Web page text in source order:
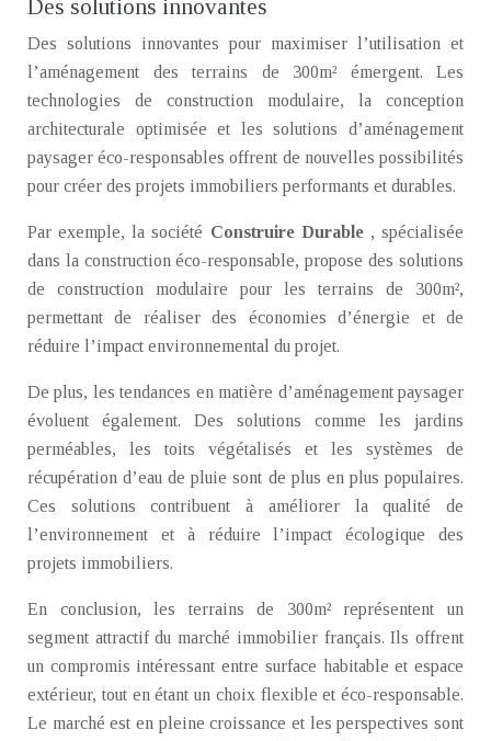
Des solutions innovantes
Des solutions innovantes pour maximiser l’utilisation et
l’aménagement des terrains de 300m² émergent. Les
technologies de construction modulaire, la conception
architecturale optimisée et les solutions d’aménagement
paysager éco-responsables offrent de nouvelles possibilités
pour créer des projets immobiliers performants et durables.
Par exemple, la société Construire Durable , spécialisée
dans la construction éco-responsable, propose des solutions
de construction modulaire pour les terrains de 300m²,
permettant de réaliser des économies d’énergie et de
réduire l’impact environnemental du projet.
De plus, les tendances en matière d’aménagement paysager
évoluent également. Des solutions comme les jardins
perméables, les toits végétalisés et les systèmes de
récupération d’eau de pluie sont de plus en plus populaires.
Ces solutions contribuent à améliorer la qualité de
l’environnement et à réduire l’impact écologique des
projets immobiliers.
En conclusion, les terrains de 300m² représentent un
segment attractif du marché immobilier français. Ils offrent
un compromis intéressant entre surface habitable et espace
extérieur, tout en étant un choix flexible et éco-responsable.
Le marché est en pleine croissance et les perspectives sont